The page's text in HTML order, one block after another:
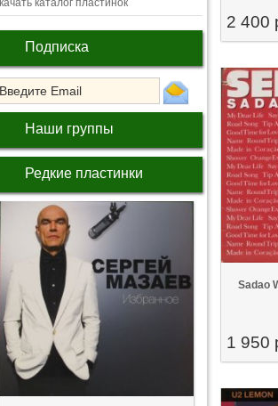
каталог пластинок
Подписка
Наши группы
Редкие пластинки
2 400
Sadao
1 950